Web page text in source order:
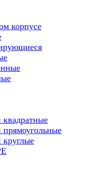
корпусе